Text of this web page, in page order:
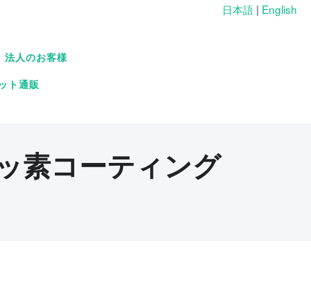
日本語 | English
法人のお客様
ト通販
素コーティング